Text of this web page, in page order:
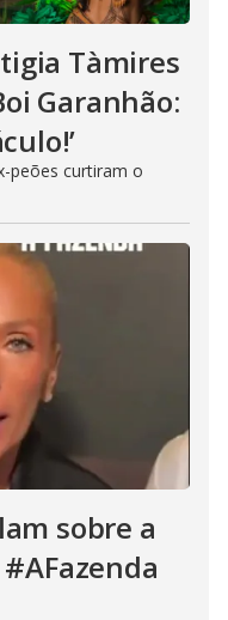
Tàmires
Garanhão:
peões curtiram o
sobre a